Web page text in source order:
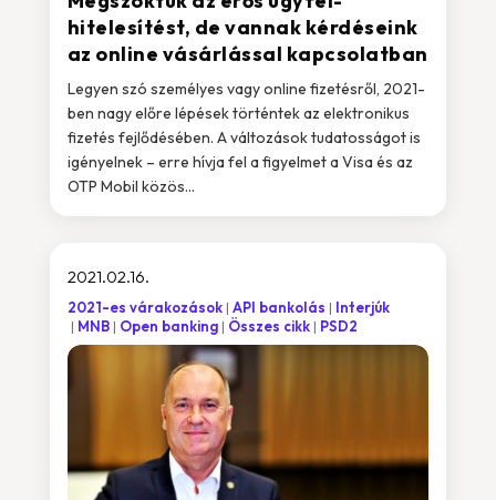
hitelesítést, de vannak kérdéseink
az online vásárlással kapcsolatban
Legyen szó személyes vagy online fizetésről, 2021-
ben nagy előre lépések történtek az elektronikus
fizetés fejlődésében. A változások tudatosságot is
igényelnek – erre hívja fel a figyelmet a Visa és az
OTP Mobil közös...
2021.02.16.
2021-es várakozások API bankolás
Interjúk
MNB
Open banking Összes cikk PSD2